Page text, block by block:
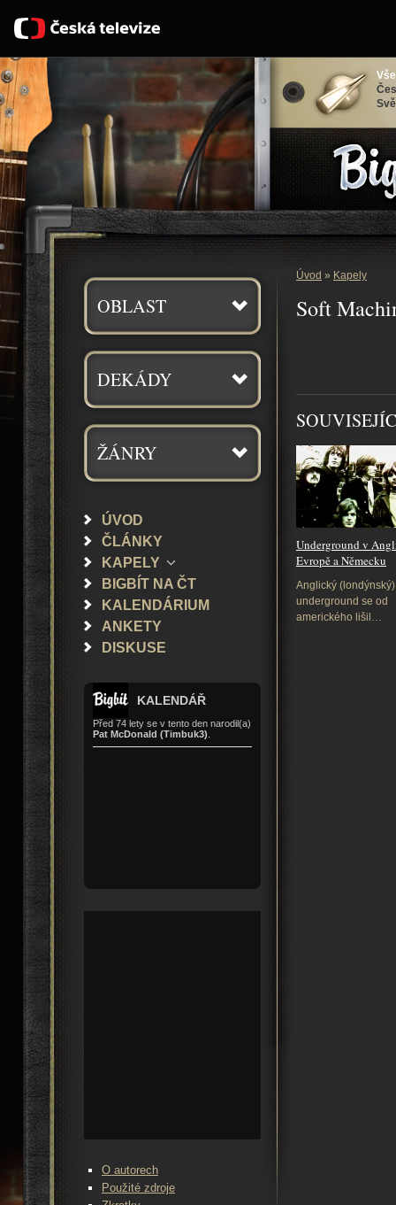
Vše
OBLAST
DEKÁDY
ŽÁNRY
ÚVOD
ČLÁNKY
KAPELY
BIGBÍT NA ČT
KALENDÁRIUM
ANKETY
DISKUSE
KALENDÁŘ
Před 74 lety se v tento den narodil(a)
Pat McDonald (Timbuk3)
O autorech
Použité zdroje
Úvod » Kapely
Soft
Underground v
Evropě a Německu
Anglický (londýnský)
underground se od
amerického lišil…